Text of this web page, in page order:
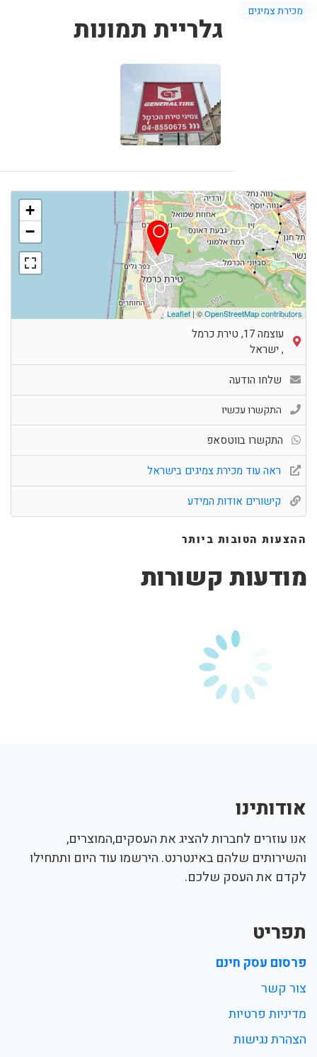
מכירת צמיגים
גלריית תמונות
+
−
Leaflet | ©OpenStreetMap contributors
עוצמה 17, טירת כרמל
, ישראל
שלחו הודעה
התקשרו עכשיו
התקשרו בווטסאפ
ראה עוד מכירת צמיגים בישראל
קישורים אודות המידע
ההצעות הטובות ביותר
מודעות קשורות
אודותינו
אנו עוזרים לחברות להציג את העסקים,המוצרים,
והשירותים שלהם באינטרנט. הירשמו עוד היום ותתחילו
לקדם את העסק שלכם.
תפריט
פרסום עסק חינם
צור קשר
מדיניות פרטיות
הצהרת נגישות